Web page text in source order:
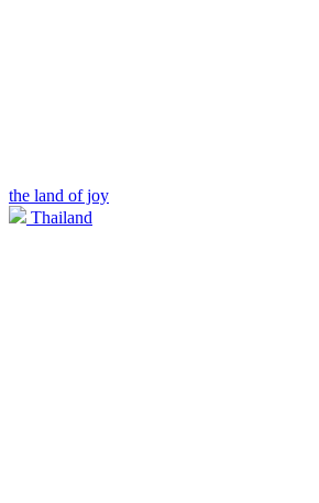
the land of joy
Thailand